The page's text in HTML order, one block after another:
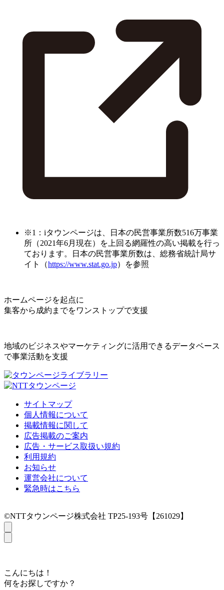
※1：iタウンページは、日本の民営事業所数516万事業
所（2021年6月現在）を上回る網羅性の高い掲載を行っ
ております。日本の民営事業所数は、総務省統計局サ
イト（https://www.stat.go.jp）を参照
ホームページを起点に
集客から成約までをワンストップで支援
地域のビジネスやマーケティングに活用できるデータベース
で事業活動を支援
サイトマップ
個人情報について
掲載情報に関して
広告掲載のご案内
広告・サービス取扱い規約
利用規約
お知らせ
運営会社について
緊急時はこちら
©NTTタウンページ株式会社 TP25-193号【261029】
こんにちは！
何をお探しですか？